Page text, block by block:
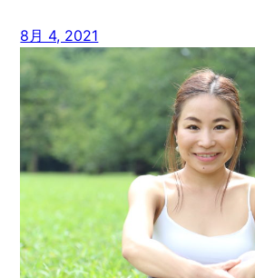
8月 4, 2021